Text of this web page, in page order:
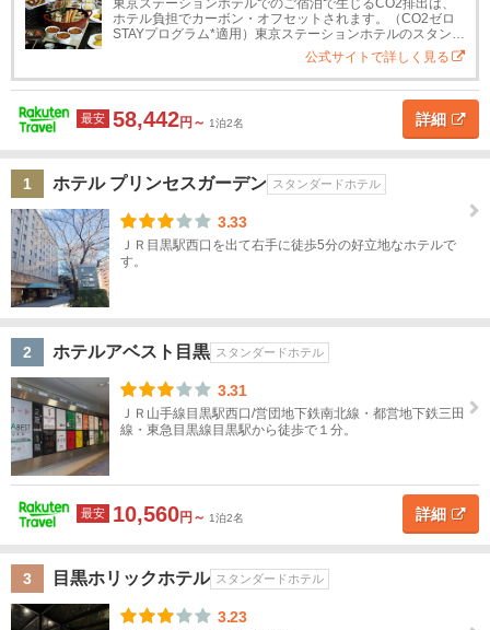
こ
の
条
件
で
探
す
を表示
千
葉
東
東
京
す
べ
て
東京
駅・
大手
町・
日本
橋
浅
草・
野・
東京
スカ
東京ステーションホテルでのご宿泊で生じるCO2排出は、
ホテル負担でカーボン・オフセットされます。（CO2ゼロ
STAYプログラム*適用）東京ステーションホテルのスタンダ
ードプランです。（朝食付き）宿泊ゲスト専用朝食ラウン
公式サイトで詳しく見る
最安 58,442円～ 1泊2名 詳細
1 ホテル プリンセスガーデン スタンダードホテル
3.33
ＪＲ目黒駅西口を出て右手に徒歩5分の好立地なホテルで
す。
2 ホテルアベスト目黒 スタンダードホテル
3.31
ＪＲ山手線目黒駅西口/営団地下鉄南北線・都営地下鉄三田
線・東急目黒線目黒駅から徒歩で１分。
最安 10,560円～ 1泊2名 詳細
3 目黒ホリックホテル スタンダードホテル
3.23